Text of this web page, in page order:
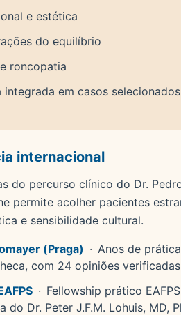
e estética
do equilíbrio
roncopatia
integrada em casos selecionados
internacional
do percurso clínico do Dr.
permite acolher pacientes
e sensibilidade cultural.
(Praga) · Anos de
com 24 opiniões
· Fellowship prático
do Dr. Peter J.F.M. Lohuis, MD,